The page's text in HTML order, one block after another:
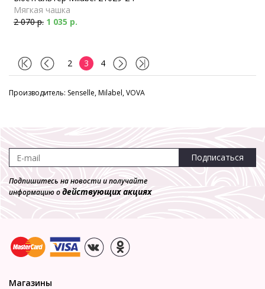
Мягкая чашка
2 070 р. 1 035 р.
2 3 4
Производитель: Senselle, Milabel, VOVA
Подписаться
Подпишитесь на новости и получайте
информацию одействующих акциях
Магазины